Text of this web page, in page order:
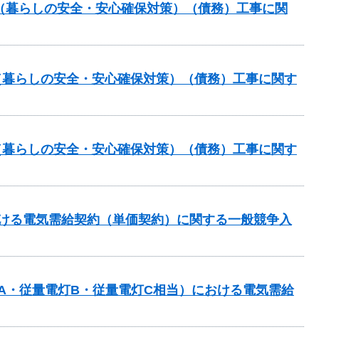
らしの安全・安心確保対策）（債務）工事に関
らしの安全・安心確保対策）（債務）工事に関す
らしの安全・安心確保対策）（債務）工事に関す
電気需給契約（単価契約）に関する一般競争入
従量電灯B・従量電灯C相当）における電気需給